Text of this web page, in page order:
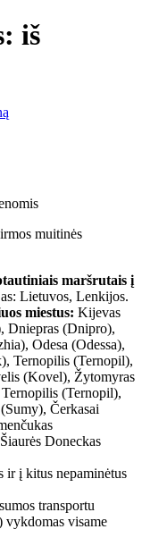
iš
muitinės
maršrutais į
Lietuvos, Lenkijos.
miestus: Kijevas
Dniepras (Dnipro),
Odesa (Odessa),
Ternopilis (Ternopil),
(Kovel), Žytomyras
(Ternopil),
Čerkasai
Doneckas
ir į kitus nepaminėtus
transportu
vykdomas visame